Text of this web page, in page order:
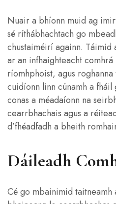
Nuair a bhíonn muid ag
sé ríthábhachtach go
chustaiméirí againn. Táimid
ar an infhaighteacht
ríomhphoist, agus
cuidíonn linn cúnamh a
conas a méadaíonn na
cearrbhachais agus a
d’fhéadfadh a bheith
Dáileadh
Cé go mbainimid taitneamh